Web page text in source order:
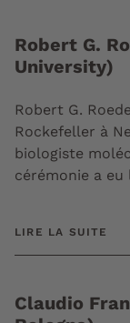
Robert G.
University)
Robert G.
Rockefeller à
biologiste
cérémonie a eu
LIRE LA SUITE
Claudio